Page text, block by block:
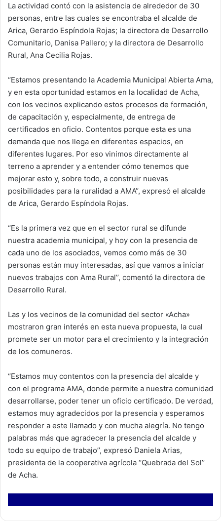
La actividad contó con la asistencia de alrededor de 30
personas, entre las cuales se encontraba el alcalde de
Arica, Gerardo Espíndola Rojas; la directora de Desarrollo
Comunitario, Danisa Pallero; y la directora de Desarrollo
Rural, Ana Cecilia Rojas.
‘’Estamos presentando la Academia Municipal Abierta Ama,
y en esta oportunidad estamos en la localidad de Acha,
con los vecinos explicando estos procesos de formación,
de capacitación y, especialmente, de entrega de
certificados en oficio. Contentos porque esta es una
demanda que nos llega en diferentes espacios, en
diferentes lugares. Por eso vinimos directamente al
terreno a aprender y a entender cómo tenemos que
mejorar esto y, sobre todo, a construir nuevas
posibilidades para la ruralidad a AMA’’, expresó el alcalde
de Arica, Gerardo Espíndola Rojas.
‘’Es la primera vez que en el sector rural se difunde
nuestra academia municipal, y hoy con la presencia de
cada uno de los asociados, vemos como más de 30
personas están muy interesadas, así que vamos a iniciar
nuevos trabajos con Ama Rural’’, comentó la directora de
Desarrollo Rural.
Las y los vecinos de la comunidad del sector «Acha»
mostraron gran interés en esta nueva propuesta, la cual
promete ser un motor para el crecimiento y la integración
de los comuneros.
‘’Estamos muy contentos con la presencia del alcalde y
con el programa AMA, donde permite a nuestra comunidad
desarrollarse, poder tener un oficio certificado. De verdad,
estamos muy agradecidos por la presencia y esperamos
responder a este llamado y con mucha alegría. No tengo
palabras más que agradecer la presencia del alcalde y
todo su equipo de trabajo’’, expresó Daniela Arias,
presidenta de la cooperativa agrícola ‘’Quebrada del Sol’’
de Acha.